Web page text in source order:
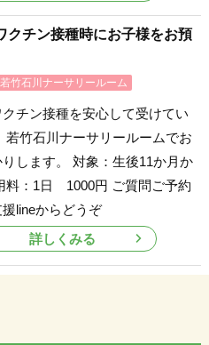
クチン接種時にお子様をお預
若竹石川ナーサリールーム
チン接種を安心して受けてい
若竹石川ナーサリールームでお
します。 対象：生後11か月か
料：1日 1000円 ご質問ご予約
lineからどうぞ
詳しくみる